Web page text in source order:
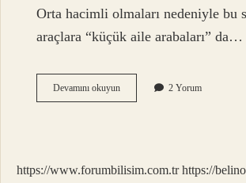
Orta hacimli olmaları nedeniyle bu
araçlara “küçük aile arabaları” da…
Devamını okuyunKamyon
Hangi
2 Yorum
https://www.forumbilisim.com.tr https://